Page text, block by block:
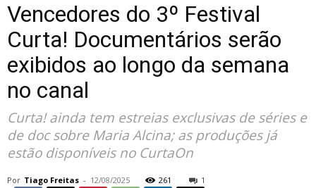
Vencedores do 3º Festival
Curta! Documentários serão
exibidos ao longo da semana
no canal
Curta! ainda tem estreias exclusivas de séries e
de doc sobre Maria Alcina; as produções já
estão disponíveis no CurtaOn
Por Tiago Freitas - 12/08/2025 261 1